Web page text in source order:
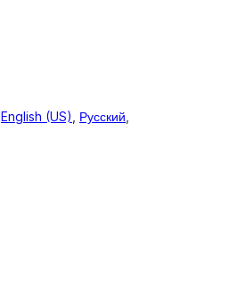
English (US) Русский